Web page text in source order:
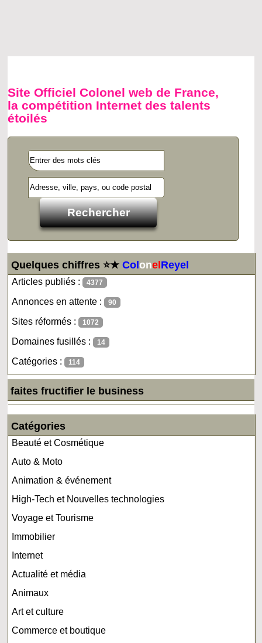
Site Officiel Colonel web de France,
la compétition Internet des talents
étoilés
Quelques chiffres ⭐★ColonelReyel
Articles publiés : 4377
Annonces en attente : 90
Sites réformés : 1072
Domaines fusillés : 14
Catégories : 114
faites fructifier le business
Catégories
Beauté et Cosmétique
Auto & Moto
Animation & événement
High-Tech et Nouvelles technologies
Voyage et Tourisme
Immobilier
Internet
Actualité et média
Animaux
Art et culture
Commerce et boutique